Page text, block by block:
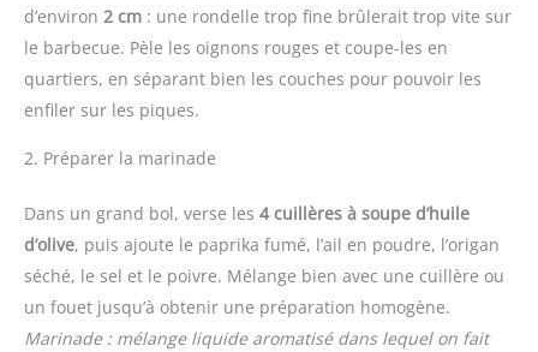
d’environ 2 cm : une rondelle trop fine brûlerait trop vite sur
le barbecue. Pèle les oignons rouges et coupe-les en
quartiers, en séparant bien les couches pour pouvoir les
enfiler sur les piques.
2. Préparer la marinade
Dans un grand bol, verse les 4 cuillères à soupe d’huile
d’olive, puis ajoute le paprika fumé, l’ail en poudre, l’origan
séché, le sel et le poivre. Mélange bien avec une cuillère ou
un fouet jusqu’à obtenir une préparation homogène.
Marinade : mélange liquide aromatisé dans lequel on fait